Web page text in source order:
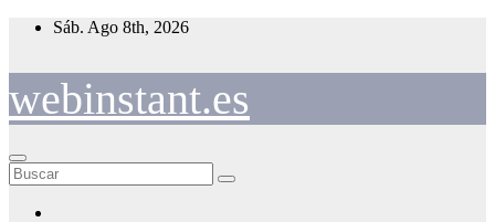
Saltar
Sáb. Ago 8th, 2026
webinstant.es